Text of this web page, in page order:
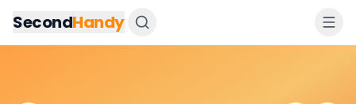
SecondHandy